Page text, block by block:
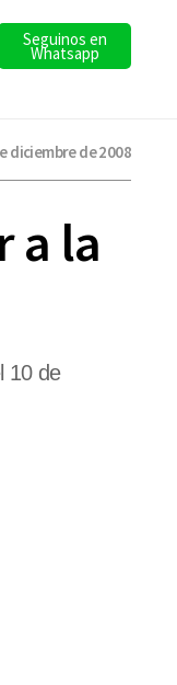
Seguinos en
Whatsapp
diciembre de 2008
a la
10 de